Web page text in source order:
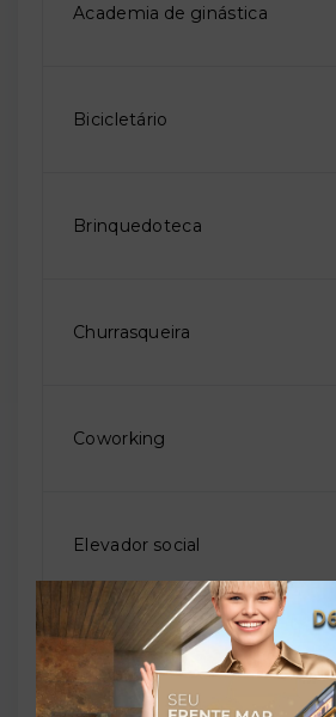
Academia de ginástica
Bicicletário
Brinquedoteca
Churrasqueira
Coworking
Elevador social
Piscina adulto